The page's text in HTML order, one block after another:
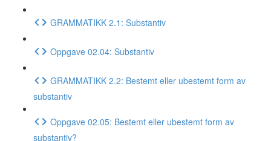
GRAMMATIKK 2.1: Substantiv
Oppgave 02.04: Substantiv
GRAMMATIKK 2.2: Bestemt eller ubestemt form av
substantiv
Oppgave 02.05: Bestemt eller ubestemt form av
substantiv?